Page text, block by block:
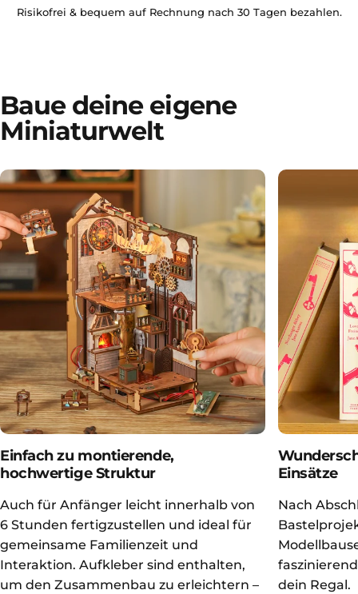
Risikofrei & bequem auf Rechnung nach 30 Tagen bezahlen.
Baue deine eigene
Miniaturwelt
Einfach zu montierende,
hochwertige Struktur
Auch für Anfänger leicht innerhalb von
6 Stunden fertigzustellen und ideal für
gemeinsame Familienzeit und
Interaktion. Aufkleber sind enthalten,
um den Zusammenbau zu erleichtern –
Einsätze
Nach
dein Regal.